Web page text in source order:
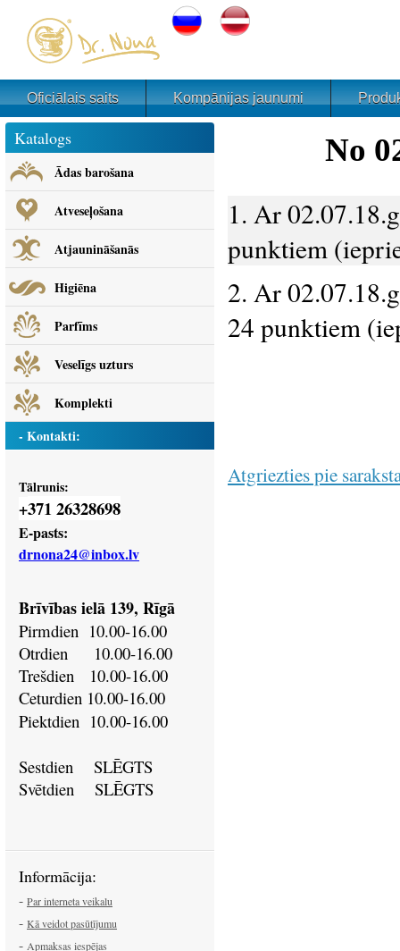
Oficiālais saits Kompānijas jaunumi
No
1. Ar
punktiem
2. Ar
24 punktiem
Atgriezties pie
Katalogs
Ādas barošana
Atveseļošana
Atjaunināšanās
Higiēna
Parfīms
Veselīgs uzturs
Komplekti
- Kontakti:
Tālrunis:
+371 26328698
E-pasts:
drnona24@inbox.lv
Brīvības ielā 139, Rīgā
Pirmdien 10.00-16.00
Otrdien 10.00-16.00
Trešdien 10.00-16.00
Ceturdien 10.00-16.00
Piektdien 10.00-16.00
Sestdien SLĒGTS
Svētdien SLĒGTS
Informācija:
- Par interneta veikalu
- Kā veidot pasūtījumu
- Apmaksas iespējas